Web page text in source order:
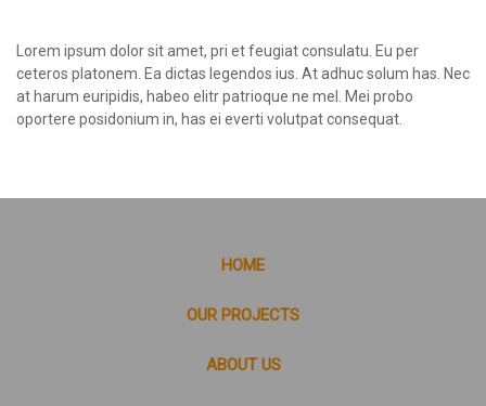
Lorem ipsum dolor sit amet, pri et feugiat consulatu. Eu per
ceteros platonem. Ea dictas legendos ius. At adhuc solum has. Nec
at harum euripidis, habeo elitr patrioque ne mel. Mei probo
oportere posidonium in, has ei everti volutpat consequat.
HOME
OUR PROJECTS
ABOUT US